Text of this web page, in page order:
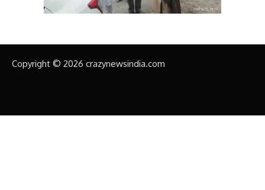
Copyright © 2026 crazynewsindia.com